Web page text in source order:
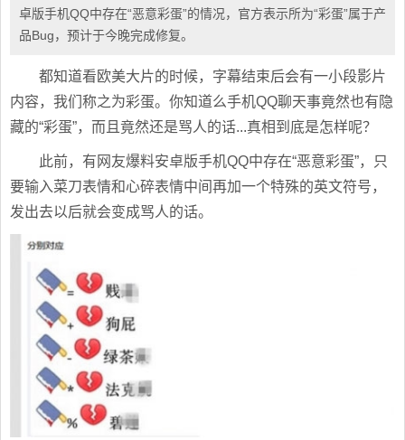
卓版手机QQ中存在“恶意彩蛋”的情况，官方表示所为“彩蛋”属于产
品Bug，预计于今晚完成修复。
都知道看欧美大片的时候，字幕结束后会有一小段影片
内容，我们称之为彩蛋。你知道么手机QQ聊天事竟然也有隐
藏的“彩蛋”，而且竟然还是骂人的话...真相到底是怎样呢？
此前，有网友爆料安卓版手机QQ中存在“恶意彩蛋”，只
要输入菜刀表情和心碎表情中间再加一个特殊的英文符号，
发出去以后就会变成骂人的话。